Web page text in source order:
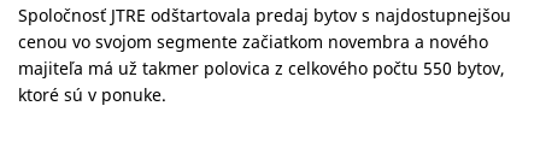
Spoločnosť JTRE odštartovala predaj bytov s najdostupnejšou
cenou vo svojom segmente začiatkom novembra a nového
majiteľa má už takmer polovica z celkového počtu 550 bytov,
ktoré sú v ponuke.